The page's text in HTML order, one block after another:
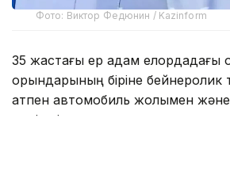
Фото: Виктор Федюнин / Kazinform
35 жастағы ер адам елордадағы
орындарының біріне бейнеролик
атпен автомобиль жолымен
жүргіншілерге арналған